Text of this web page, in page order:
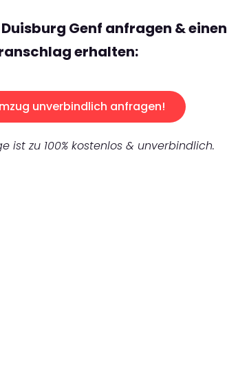
Genf anfragen & einen
erhalten:
unverbindlich anfragen!
ist zu 100% kostenlos & unverbindlich.